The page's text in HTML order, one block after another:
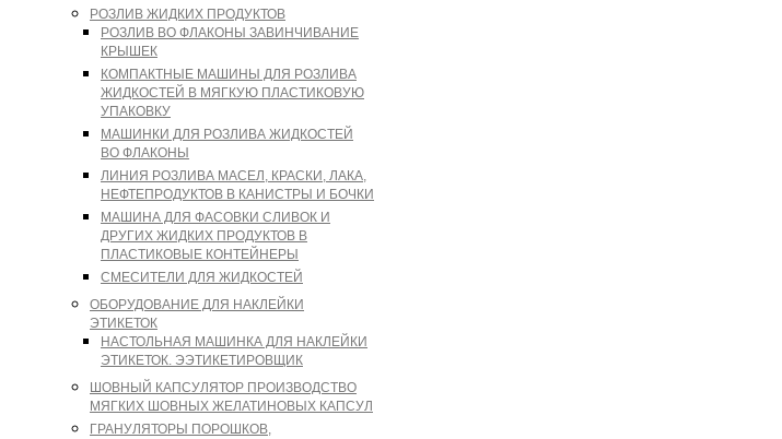
РОЗЛИВ ЖИДКИХ ПРОДУКТОВ
РОЗЛИВ ВО ФЛАКОНЫ ЗАВИНЧИВАНИЕ
КРЫШЕК
КОМПАКТНЫЕ МАШИНЫ ДЛЯ РОЗЛИВА
ЖИДКОСТЕЙ В МЯГКУЮ ПЛАСТИКОВУЮ
УПАКОВКУ
МАШИНКИ ДЛЯ РОЗЛИВА ЖИДКОСТЕЙ
ВО ФЛАКОНЫ
ЛИНИЯ РОЗЛИВА МАСЕЛ, КРАСКИ, ЛАКА,
НЕФТЕПРОДУКТОВ В КАНИСТРЫ И БОЧКИ
МАШИНА ДЛЯ ФАСОВКИ СЛИВОК И
ДРУГИХ ЖИДКИХ ПРОДУКТОВ В
ПЛАСТИКОВЫЕ КОНТЕЙНЕРЫ
СМЕСИТЕЛИ ДЛЯ ЖИДКОСТЕЙ
ОБОРУДОВАНИЕ ДЛЯ НАКЛЕЙКИ
ЭТИКЕТОК
НАСТОЛЬНАЯ МАШИНКА ДЛЯ НАКЛЕЙКИ
ЭТИКЕТОК. ЭЭТИКЕТИРОВЩИК
ШОВНЫЙ КАПСУЛЯТОР ПРОИЗВОДСТВО
МЯГКИХ ШОВНЫХ ЖЕЛАТИНОВЫХ КАПСУЛ
ГРАНУЛЯТОРЫ ПОРОШКОВ,